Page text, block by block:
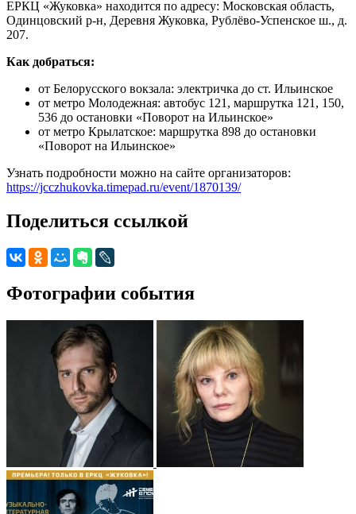
ЕРКЦ «Жуковка» находится по адресу: Московская область,
Одинцовский р-н, Деревня Жуковка, Рублёво-Успенское ш., д.
207.
Как добраться:
от Белорусского вокзала: электричка до ст. Ильинское
от метро Молодежная: автобус 121, маршрутка 121, 150,
536 до остановки «Поворот на Ильинское»
от метро Крылатское: маршрутка 898 до остановки
«Поворот на Ильинское»
Узнать подробности можно на сайте организаторов:
https://jcczhukovka.timepad.ru/event/1870139/
Поделиться ссылкой
Фотографии события